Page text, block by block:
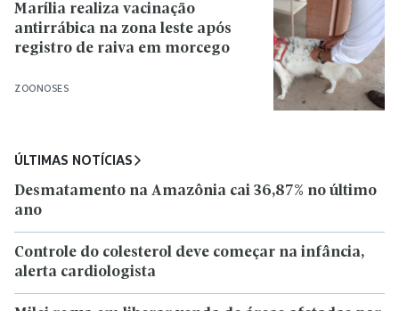
ZOONOSES
Marília realiza vacinação
antirrábica na zona leste após
registro de raiva em morcego
ÚLTIMAS NOTÍCIAS
Desmatamento na Amazônia cai 36,87% no último
ano
Controle do colesterol deve começar na infância,
alerta cardiologista